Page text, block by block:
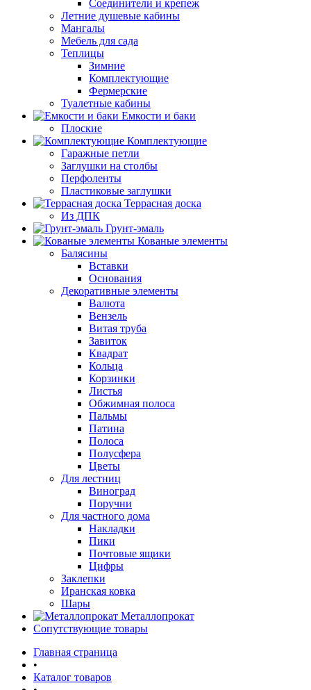
Соединители и крепеж
Летние душевые кабины
Мангалы
Мебель для сада
Теплицы
Зимние
Комплектующие
Фермерские
Туалетные кабины
Емкости и баки
Плоские
Комплектующие
Гаражные петли
Заглушки на столбы
Перфоленты
Пластиковые заглушки
Террасная доска
Из ДПК
Грунт-эмаль
Кованые элементы
Балясины
Вставки
Основания
Декоративные элементы
Валюта
Вензель
Витая труба
Завиток
Квадрат
Кольца
Корзинки
Листья
Обжимная полоса
Пальмы
Патина
Полоса
Полусфера
Цветы
Для лестниц
Виноград
Поручни
Для частного дома
Накладки
Пики
Почтовые ящики
Цифры
Заклепки
Иранская ковка
Шары
Металлопрокат
Сопутствующие товары
Главная страница
•
Каталог товаров